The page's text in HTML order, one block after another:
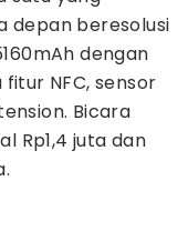
depan beresolusi
dengan
NFC, sensor
Bicara
Rp1,4 juta dan